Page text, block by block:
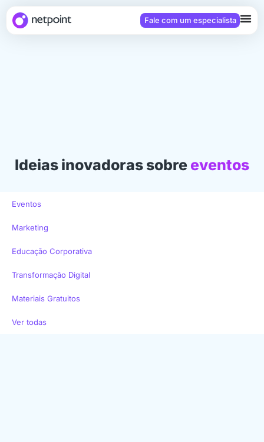
Fale com um especialista
Ideias inovadoras sobre eventos
Eventos
Marketing
Educação Corporativa
Transformação Digital
Materiais Gratuitos
Ver todas